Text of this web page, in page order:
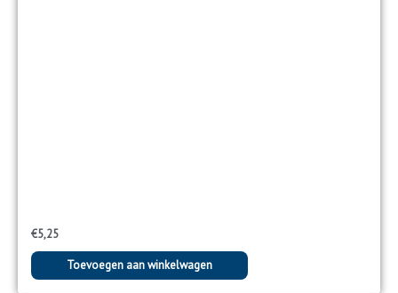
€5,25
Toevoegen aan winkelwagen